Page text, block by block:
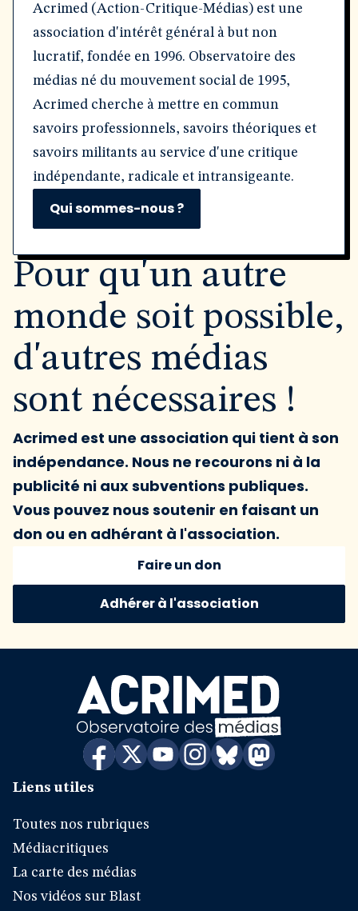
Acrimed (Action-Critique-Médias) est une
association d'intérêt général à but non
lucratif, fondée en 1996. Observatoire des
médias né du mouvement social de 1995,
Acrimed cherche à mettre en commun
savoirs professionnels, savoirs théoriques et
savoirs militants au service d'une critique
indépendante, radicale et intransigeante.
Qui sommes-nous ?
Pour qu'un autre
monde soit possible,
d'autres médias
sont nécessaires !
Acrimed est une association qui tient à son
indépendance. Nous ne recourons ni à la
publicité ni aux subventions publiques.
Vous pouvez nous soutenir en faisant un
don ou en adhérant à l'association.
Faire un don
Adhérer à l'association
Liens utiles
Toutes nos rubriques
Médiacritiques
La carte des médias
Nos vidéos sur Blast